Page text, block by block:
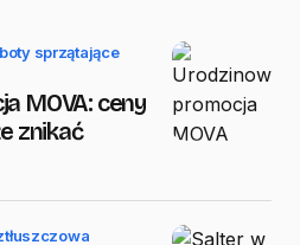
sprzątające
MOVA: ceny
znikać